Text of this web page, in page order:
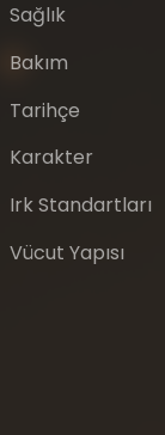
Sağlık
Bakım
Tarihçe
Karakter
Irk Standartları
Vücut Yapısı